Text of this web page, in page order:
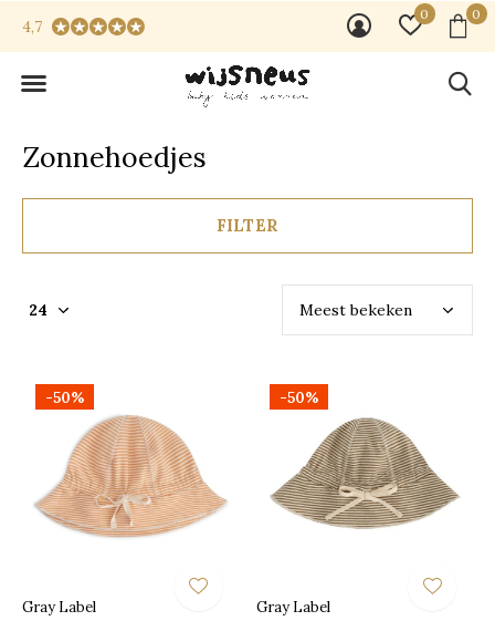
0 0
4,7
Zonnehoedjes
FILTER
-50%
Gray Label
-50%
Gray Label